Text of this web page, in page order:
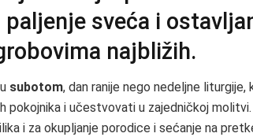
sveća i
najbližih.
subotom, dan ranije nego nedeljne liturgije,
pokojnika i učestvovati u zajedničkoj
i za okupljanje porodice i sećanje na